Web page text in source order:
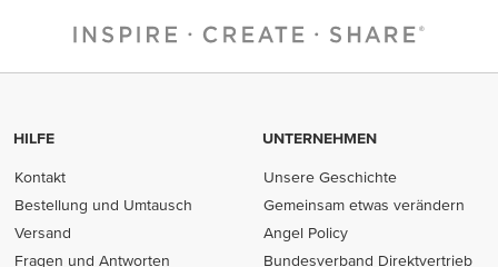
HILFE
Kontakt
Bestellung und Umtausch
Versand
Fragen und Antworten
UNTERNEHMEN
Unsere Geschichte
Gemeinsam etwas verändern
Angel Policy
Bundesverband Direktvertrieb